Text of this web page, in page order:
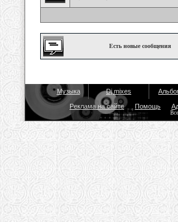
Есть новые сообщения
Музыка Dj mixes
Реклама на сайте Помощь